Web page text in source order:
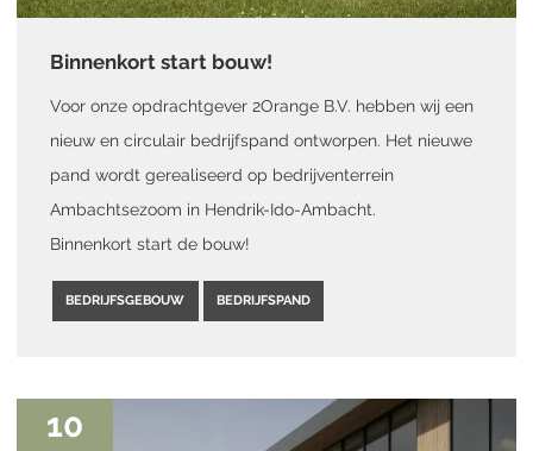
Binnenkort start bouw!
Voor onze opdrachtgever 2Orange B.V. hebben wij een
nieuw en circulair bedrijfspand ontworpen. Het nieuwe
pand wordt gerealiseerd op bedrijventerrein
Ambachtsezoom in Hendrik-Ido-Ambacht.
Binnenkort start de bouw!
BEDRIJFSGEBOUW BEDRIJFSPAND
10